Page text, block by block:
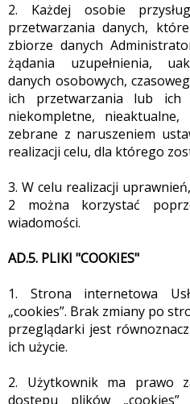
2. Każdej osobie
przetwarzania danych,
zbiorze danych
żądania uzupełnienia,
danych osobowych,
ich przetwarzania lub ich
niekompletne, nieaktualne,
zebrane z naruszeniem
realizacji celu, dla którego
3. W celu realizacji
2 można korzystać
wiadomości.
AD.5. PLIKI "COOKIES"
1. Strona internetowa
„cookies”. Brak zmiany po
przeglądarki jest
ich użycie.
2. Użytkownik ma prawo
dostępu plików